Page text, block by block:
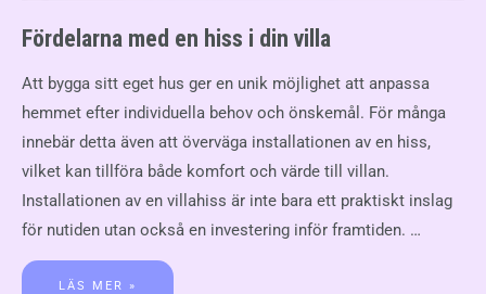
Fördelarna med en hiss i din villa
Att bygga sitt eget hus ger en unik möjlighet att anpassa
hemmet efter individuella behov och önskemål. För många
innebär detta även att överväga installationen av en hiss,
vilket kan tillföra både komfort och värde till villan.
Installationen av en villahiss är inte bara ett praktiskt inslag
för nutiden utan också en investering inför framtiden. …
LÄS MER »